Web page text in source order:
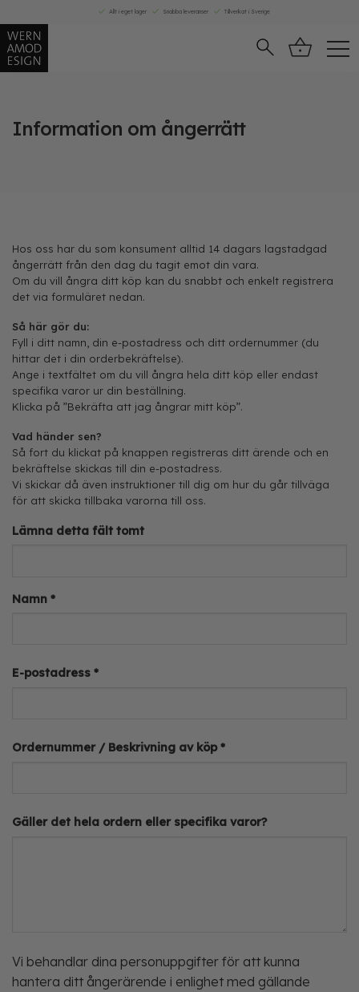
to
content
Allt i eget lager Snabba leveranser Tillverkat i Sverige
Information om ångerrätt
Hos oss har du som konsument alltid 14 dagars lagstadgad
ångerrätt från den dag du tagit emot din vara.
Om du vill ångra ditt köp kan du snabbt och enkelt registrera
det via formuläret nedan.
Så här gör du:
Fyll i ditt namn, din e-postadress och ditt ordernummer (du
hittar det i din orderbekräftelse).
Ange i textfältet om du vill ångra hela ditt köp eller endast
specifika varor ur din beställning.
Klicka på ”Bekräfta att jag ångrar mitt köp”.
Vad händer sen?
Så fort du klickat på knappen registreras ditt ärende och en
bekräftelse skickas till din e-postadress.
Vi skickar då även instruktioner till dig om hur du går tillväga
för att skicka tillbaka varorna till oss.
Lämna detta fält tomt
Namn *
E-postadress *
Ordernummer / Beskrivning av köp*
Gäller det hela ordern eller specifika varor?
Vi behandlar dina personuppgifter för att kunna
hantera ditt ångerärende i enlighet med gällande